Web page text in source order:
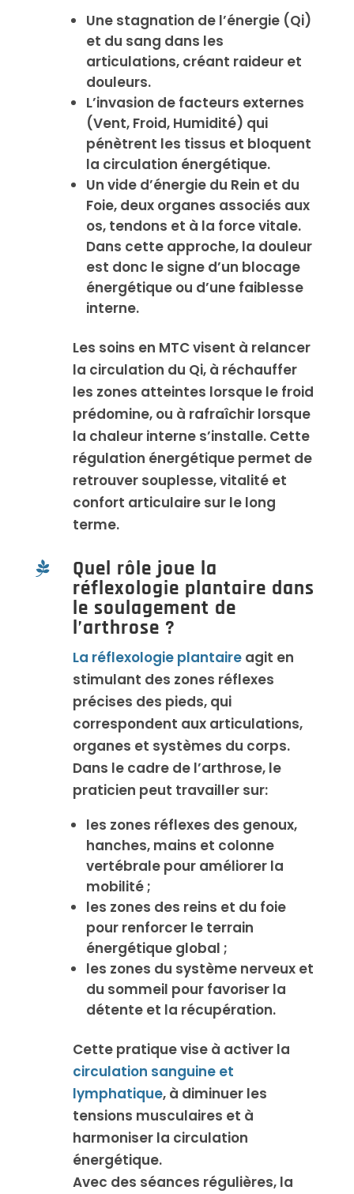
Une stagnation de l’énergie (Qi)
et du sang dans les
articulations, créant raideur et
douleurs.
L’invasion de facteurs externes
(Vent, Froid, Humidité) qui
pénètrent les tissus et bloquent
la circulation énergétique.
Un vide d’énergie du Rein et du
Foie, deux organes associés aux
os, tendons et à la force vitale.
Dans cette approche, la douleur
est donc le signe d’un blocage
énergétique ou d’une faiblesse
interne.
Les soins en MTC visent à relancer
la circulation du Qi, à réchauffer
les zones atteintes lorsque le froid
prédomine, ou à rafraîchir lorsque
la chaleur interne s’installe. Cette
régulation énergétique permet de
retrouver souplesse, vitalité et
confort articulaire sur le long
terme.
 Quel rôle joue la
réflexologie plantaire dans
le soulagement de
l’arthrose ?
La réflexologie plantaireagit en
stimulant des zones réflexes
précises des pieds, qui
correspondent aux articulations,
organes et systèmes du corps.
Dans le cadre de l’arthrose, le
praticien peut travailler sur:
les zones réflexes des genoux,
hanches, mains et colonne
vertébrale pour améliorer la
mobilité ;
les zones des reins et du foie
pour renforcer le terrain
énergétique global ;
les zones du système nerveux et
du sommeil pour favoriser la
détente et la récupération.
Cette pratique vise à activer la
circulation sanguine et
lymphatique, à diminuer les
tensions musculaires et à
harmoniser la circulation
énergétique.
Avec des séances régulières, la